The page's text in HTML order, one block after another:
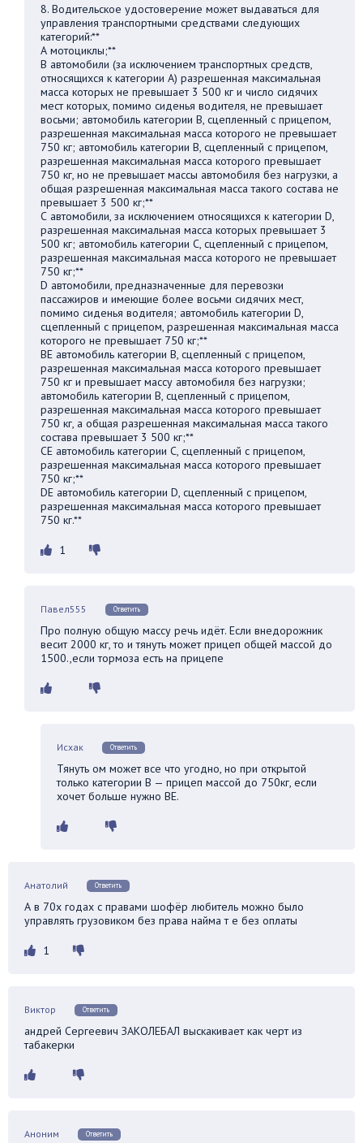
8. Водительское удостоверение может выдаваться для
управления транспортными средствами следующих
категорий:**
А мотоциклы;**
В автомобили (за исключением транспортных средств,
относящихся к категории А) разрешенная максимальная
масса которых не превышает 3 500 кг и число сидячих
мест которых, помимо сиденья водителя, не превышает
восьми; автомобиль категории В, сцепленный с прицепом,
разрешенная максимальная масса которого не превышает
750 кг; автомобиль категории В, сцепленный с прицепом,
разрешенная максимальная масса которого превышает
750 кг, но не превышает массы автомобиля без нагрузки, а
общая разрешенная максимальная масса такого состава не
превышает 3 500 кг;**
С автомобили, за исключением относящихся к категории D,
разрешенная максимальная масса которых превышает 3
500 кг; автомобиль категории С, сцепленный с прицепом,
разрешенная максимальная масса которого не превышает
750 кг;**
D автомобили, предназначенные для перевозки
пассажиров и имеющие более восьми сидячих мест,
помимо сиденья водителя; автомобиль категории D,
сцепленный с прицепом, разрешенная максимальная масса
которого не превышает 750 кг;**
BE автомобиль категории В, сцепленный с прицепом,
разрешенная максимальная масса которого превышает
750 кг и превышает массу автомобиля без нагрузки;
автомобиль категории В, сцепленный с прицепом,
разрешенная максимальная масса которого превышает
750 кг, а общая разрешенная максимальная масса такого
состава превышает 3 500 кг;**
СЕ автомобиль категории С, сцепленный с прицепом,
разрешенная максимальная масса которого превышает
750 кг;**
DE автомобиль категории D, сцепленный с прицепом,
разрешенная максимальная масса которого превышает
750 кг.**
1
Павел555 Ответить
Про полную общую массу речь идёт. Если внедорожник
весит 2000 кг, то и тянуть может прицеп общей массой до
1500.,если тормоза есть на прицепе
Исхак Ответить
Тянуть ом может все что угодно, но при открытой
только категории В — прицеп массой до 750кг, если
хочет больше нужно BE.
Анатолий Ответить
А в 70х годах с правами шофёр любитель можно было
управлять грузовиком без права найма т е без оплаты
1
Виктор Ответить
андрей Сергеевич ЗАКОЛЕБАЛ выскакивает как черт из
табакерки
Аноним Ответить